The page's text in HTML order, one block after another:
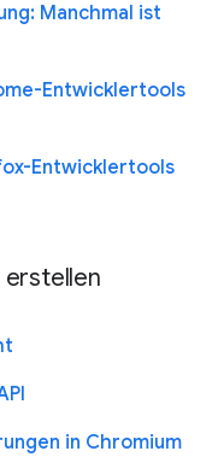
Manchmal ist
Entwicklertools
Entwicklertools
erstellen
in Chromium